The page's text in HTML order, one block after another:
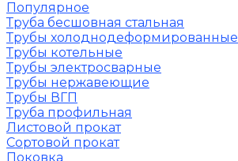
Популярное
Труба бесшовная стальная
Трубы холоднодеформированные
Трубы котельные
Трубы электросварные
Трубы нержавеющие
Трубы ВГП
Труба профильная
Листовой прокат
Сортовой прокат
Поковка